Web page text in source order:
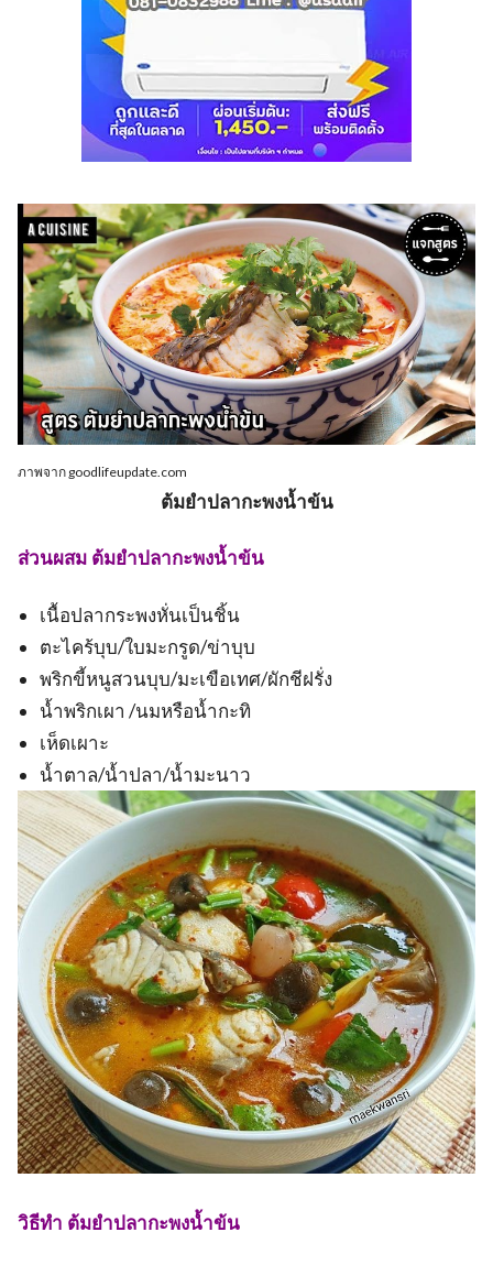
ภาพจาก goodlifeupdate.com
ต้มยำปลากะพงน้ำข้น
ส่วนผสม ต้มยำปลากะพงน้ำข้น
เนื้อปลากระพงหั่นเป็นชิ้น
ตะไคร้บุบ/ใบมะกรูด/ข่าบุบ
พริกขี้หนูสวนบุบ/มะเขือเทศ/ผักชีฝรั่ง
น้ำพริกเผา /นมหรือน้ำกะทิ
เห็ดเผาะ
น้ำตาล/น้ำปลา/น้ำมะนาว
วิธีทำ ต้มยำปลากะพงน้ำข้น